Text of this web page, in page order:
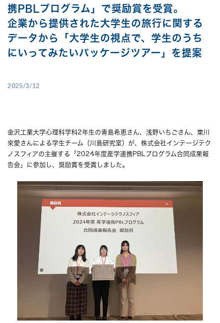
携PBLプログラム」で奨励賞を受賞。
企業から提供された大学生の旅行に関する
データから「大学生の視点で、学生のうち
にいってみたいパッケージツアー」を提案
2025/3/12
金沢工業大学心理科学科2年生の青島希恵さん、浅野いちごさん、東川
來愛さんによる学生チーム（川島研究室）が、株式会社インテージテク
ノスフィアの主催する「2024年度産学連携PBLプログラム合同成果報
告会」に参加し、奨励賞を受賞しました。